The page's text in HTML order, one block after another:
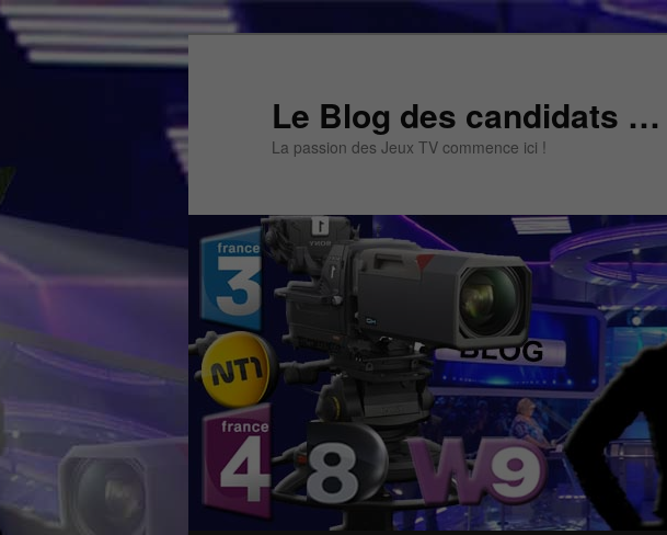
Aller
Aller
Le Blog des candidats …
La passion des Jeux TV commence ici !